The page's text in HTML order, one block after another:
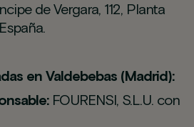
de Vergara, 112, Planta
en Valdebebas (Madrid):
FOURENSI, S.L.U. con